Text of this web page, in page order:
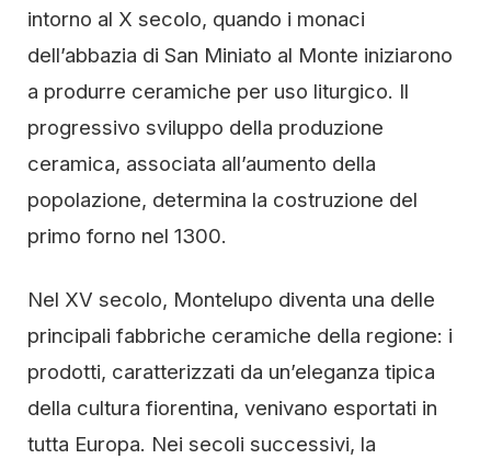
intorno al X secolo, quando i monaci
dell’abbazia di San Miniato al Monte iniziarono
a produrre ceramiche per uso liturgico. Il
progressivo sviluppo della produzione
ceramica, associata all’aumento della
popolazione, determina la costruzione del
primo forno nel 1300.
Nel XV secolo, Montelupo diventa una delle
principali fabbriche ceramiche della regione: i
prodotti, caratterizzati da un’eleganza tipica
della cultura fiorentina, venivano esportati in
tutta Europa. Nei secoli successivi, la